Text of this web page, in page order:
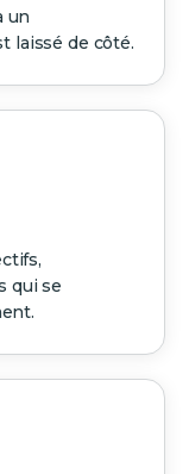
un
laissé de côté.
qui se